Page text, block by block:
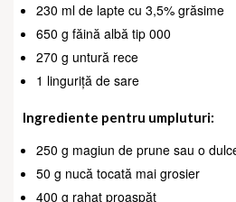
230 ml de lapte cu 3,5% grăsime
650 g făină albă tip 000
270 g untură rece
1 linguriță de sare
Ingrediente pentru umpluturi:
250 g magiun de prune sau o
50 g nucă tocată mai grosier
400 g rahat proaspăt